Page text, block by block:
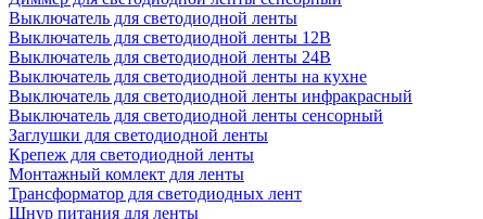
Выключатель для светодиодной ленты
Выключатель для светодиодной ленты 12В
Выключатель для светодиодной ленты 24В
Выключатель для светодиодной ленты на кухне
Выключатель для светодиодной ленты инфракрасный
Выключатель для светодиодной ленты сенсорный
Заглушки для светодиодной ленты
Крепеж для светодиодной ленты
Монтажный комлект для ленты
Трансформатор для светодиодных лент
Шнур питания для ленты